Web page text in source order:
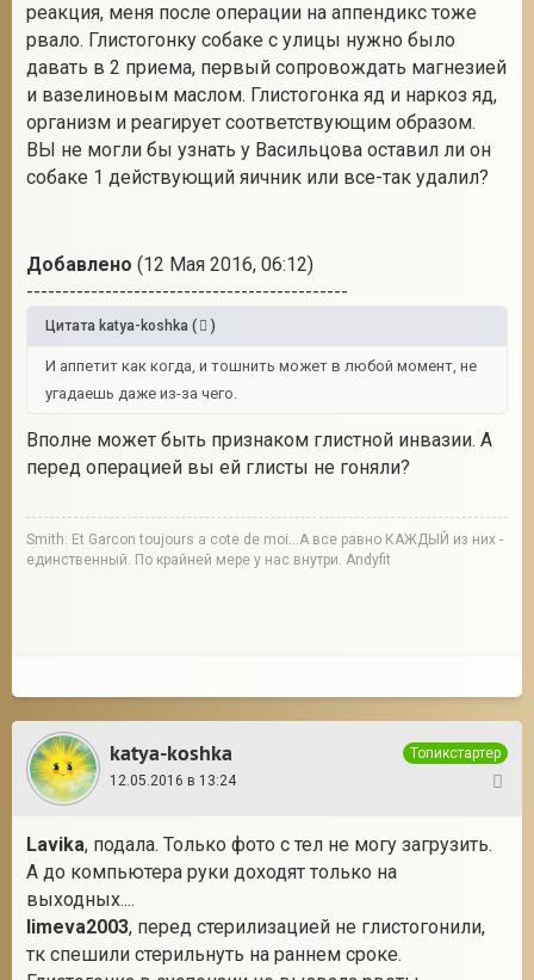
реакция, меня после операции на аппендикс тоже
рвало. Глистогонку собаке с улицы нужно было
давать в 2 приема, первый сопровождать магнезией
и вазелиновым маслом. Глистогонка яд и наркоз яд,
организм и реагирует соответствующим образом.
ВЫ не могли бы узнать у Васильцова оставил ли он
собаке 1 действующий яичник или все-так удалил?
Добавлено (12 Мая 2016, 06:12)
---------------------------------------------
Цитата katya-koshka ( )
И аппетит как когда, и тошнить может в любой момент, не
угадаешь даже из-за чего.
Вполне может быть признаком глистной инвазии. А
перед операцией вы ей глисты не гоняли?
Smith. Et Garcon toujours a cote de moi...А все равно КАЖДЫЙ из них -
единственный. По крайней мере у нас внутри. Andyfit
katya-koshka
Топикстартер
12.05.2016 в 13:24
Lavika, подала. Только фото с тел не могу загрузить.
А до компьютера руки доходят только на
выходных....
limeva2003, перед стерилизацией не глистогонили,
тк спешили стерильнуть на раннем сроке.